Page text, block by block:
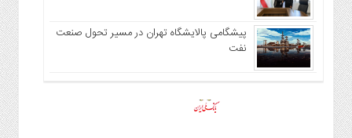
پیشگامی پالایشگاه تهران در مسیر تحول صنعت
نفت